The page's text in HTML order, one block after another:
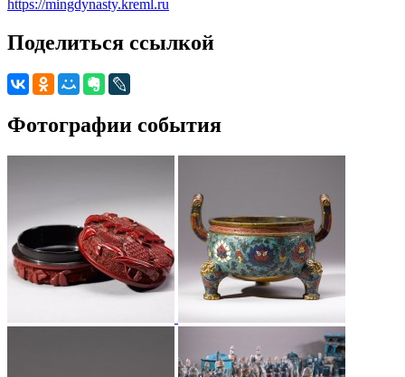
https://mingdynasty.kreml.ru
Поделиться ссылкой
Фотографии события